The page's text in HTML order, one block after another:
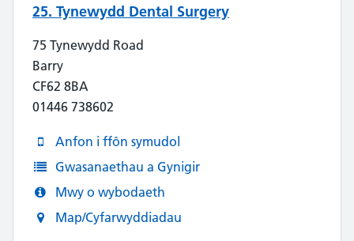
25. Tynewydd Dental Surgery
75 Tynewydd Road
Barry
CF62 8BA
01446 738602
Anfon i ffôn symudol
Gwasanaethau a Gynigir
Mwy o wybodaeth
Map/Cyfarwyddiadau